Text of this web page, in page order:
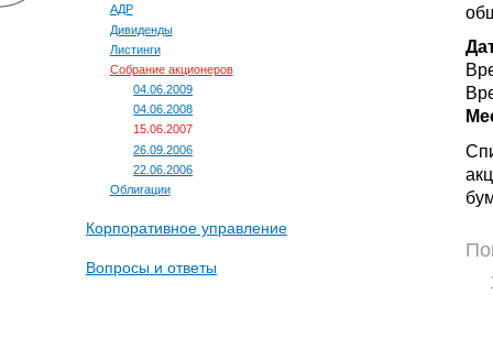
АДР
Дивиденды
Листинги
Собрание акционеров
04.06.2009
04.06.2008
15.06.2007
26.09.2006
22.06.2006
Облигации
Корпоративное управление
Вопросы и ответы